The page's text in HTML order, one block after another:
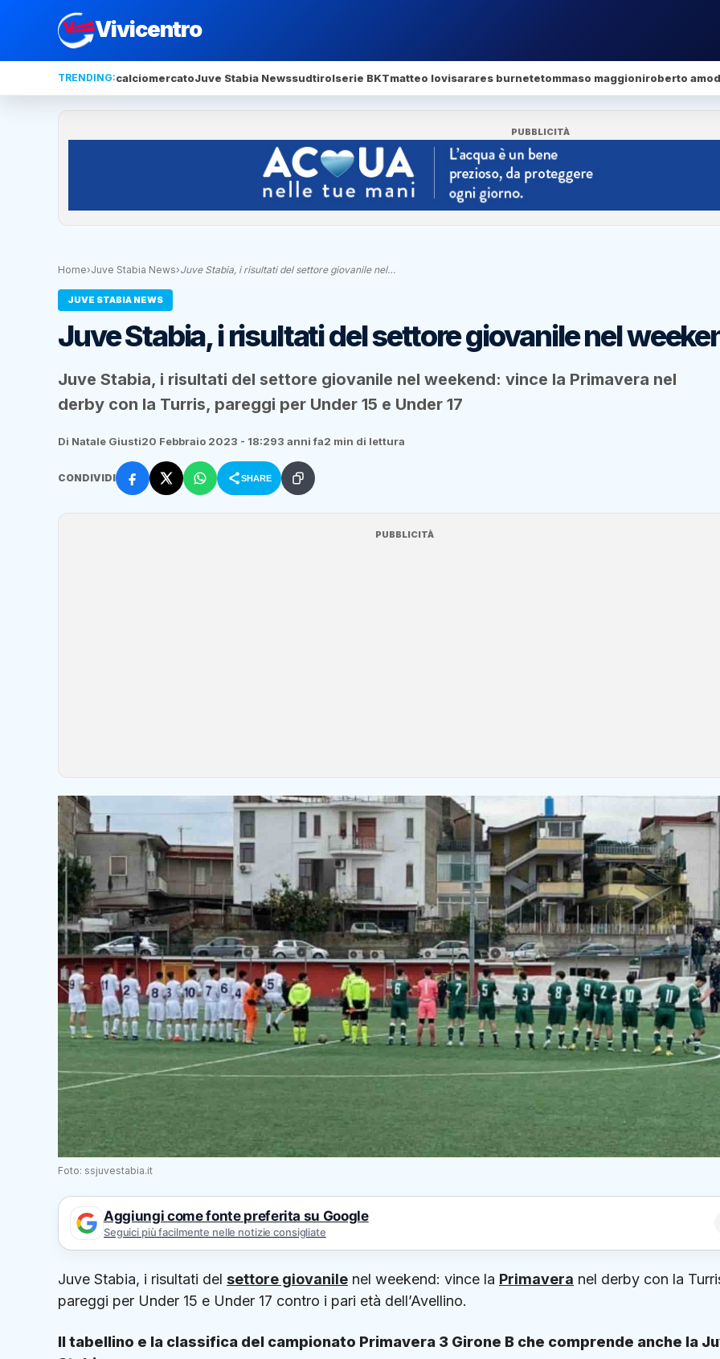
Vivicentro
TRENDING:calciomercatoJuve Stabia Newssudtirolserie BKTmatteo lovisarares burnetetommaso maggioniroberto
PUBBLICITÀ
Home›Juve Stabia News›Juve Stabia, i risultati del settore giovanile nel…
JUVE STABIA NEWS
Juve Stabia, i risultati del settore giovanile nel
Juve Stabia, i risultati del settore giovanile nel weekend: vince la Primavera nel
derby con la Turris, pareggi per Under 15 e Under 17
Di Natale Giusti20 Febbraio 2023 - 18:293 anni fa2 min di lettura
CONDIVIDI SHARE
PUBBLICITÀ
Foto: ssjuvestabia.it
Aggiungi come fonte preferita su Google
Seguici più facilmente nelle notizie consigliate
Juve Stabia, i risultati del settore giovanile nel weekend: vince la Primavera nel derby con la
pareggi per Under 15 e Under 17 contro i pari età dell’Avellino.
Il tabellino e la classifica del campionato Primavera 3 Girone B che comprende anche la